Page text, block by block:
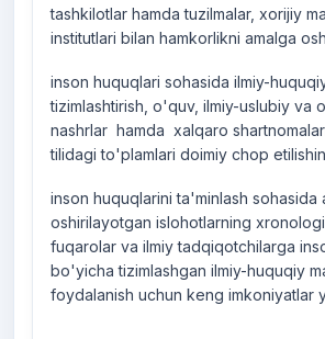
tashkilotlar hamda tuzilmalar, xorijiy
institutlari bilan hamkorlikni amalga
inson huquqlari sohasida ilmiy-
tizimlashtirish, o'quv, ilmiy-uslubiy va
nashrlar hamda xalqaro
tilidagi to'plamlari doimiy chop
inson huquqlarini ta'minlash sohasida
oshirilayotgan islohotlarning
fuqarolar va ilmiy tadqiqotchilarga
bo'yicha tizimlashgan ilmiy-huquqiy
foydalanish uchun keng imkoniyatlar